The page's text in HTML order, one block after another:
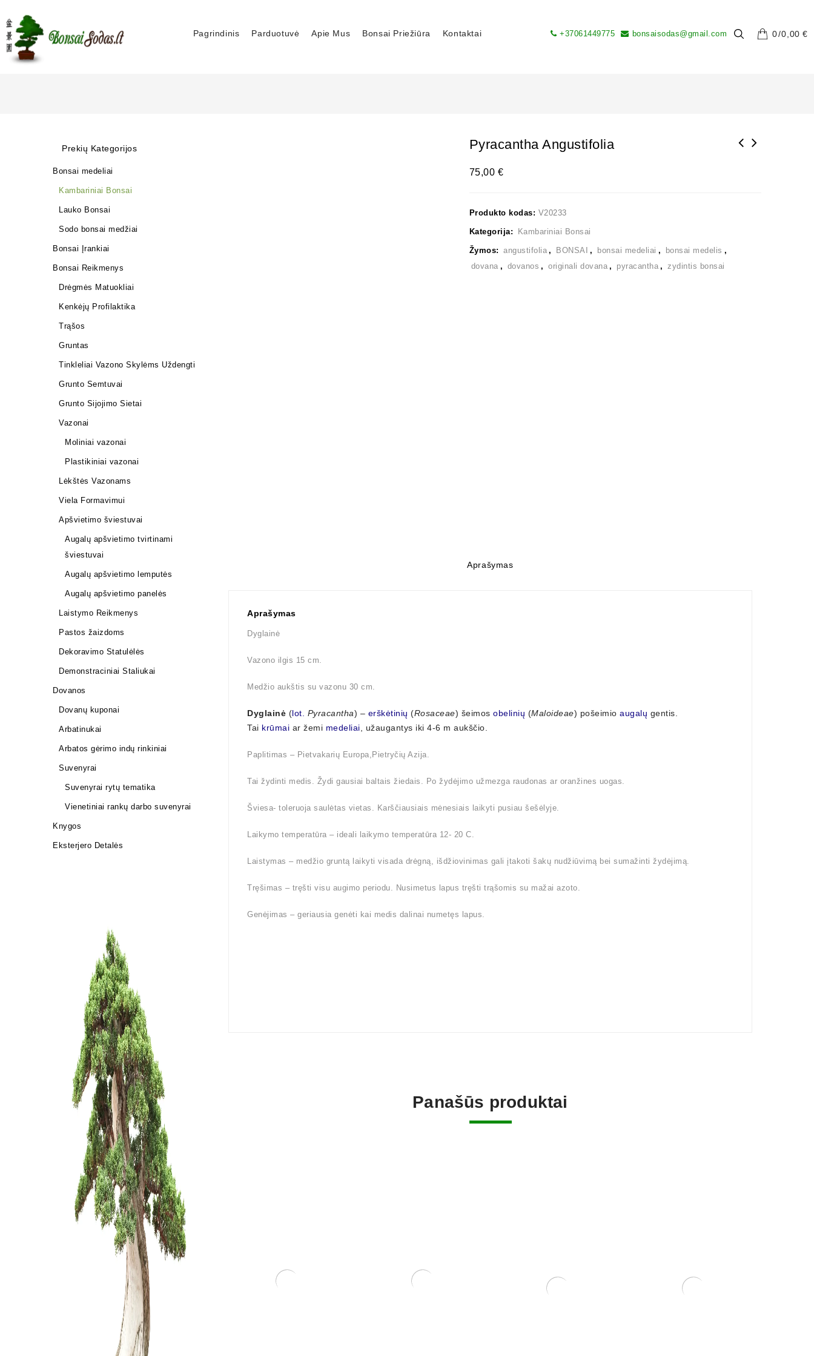
Pagrindinis Parduotuvė Apie Mus Bonsai Priežiūra Kontaktai 0 0,00€
+37061449775 bonsaisodas@gmail.com
Pyracantha Angustifolia
75,00€
Produkto kodas: V20233
Kategorija: Kambariniai Bonsai
Žymos: angustifolia , BONSAI , bonsai medeliai , bonsai medelis ,
dovana , dovanos , originali dovana , pyracantha , zydintis bonsai
Aprašymas
Aprašymas
Dyglainė
Vazono ilgis 15 cm.
Medžio aukštis su vazonu 30 cm.
Dyglainė (lot. Pyracantha) – erškėtinių (Rosaceae) šeimos obelinių (Maloideae) pošeimio augalų gentis.
Tai krūmai ar žemi medeliai , užaugantys iki 4-6 m aukščio.
Paplitimas – Pietvakarių Europa,Pietryčių Azija.
Tai žydinti medis. Žydi gausiai baltais žiedais. Po žydėjimo užmezga raudonas ar oranžines uogas.
Šviesa- toleruoja saulėtas vietas. Karščiausiais mėnesiais laikyti pusiau šešėlyje.
Laikymo temperatūra – ideali laikymo temperatūra 12- 20 C.
Laistymas – medžio gruntą laikyti visada drėgną, išdžiovinimas gali įtakoti šakų nudžiūvimą bei sumažinti žydėjimą.
Tręšimas – tręšti visu augimo periodu. Nusimetus lapus tręšti trąšomis su mažai azoto.
Genėjimas – geriausia genėti kai medis dalinai numetęs lapus.
Panašūs produktai
Prekių Kategorijos
Bonsai medeliai
Kambariniai Bonsai
Lauko Bonsai
Sodo bonsai medžiai
Bonsai Įrankiai
Bonsai Reikmenys
Drėgmės Matuokliai
Kenkėjų Profilaktika
Trąšos
Gruntas
Tinkleliai Vazono Skylėms Uždengti
Grunto Semtuvai
Grunto Sijojimo Sietai
Vazonai
Moliniai vazonai
Plastikiniai vazonai
Lėkštės Vazonams
Viela Formavimui
Apšvietimo šviestuvai
Augalų apšvietimo tvirtinami
šviestuvai
Augalų apšvietimo lemputės
Augalų apšvietimo panelės
Laistymo Reikmenys
Pastos žaizdoms
Dekoravimo Statulėlės
Demonstraciniai Staliukai
Dovanos
Dovanų kuponai
Arbatinukai
Arbatos gėrimo indų rinkiniai
Suvenyrai
Suvenyrai rytų tematika
Vienetiniai rankų darbo suvenyrai
Knygos
Eksterjero Detalės